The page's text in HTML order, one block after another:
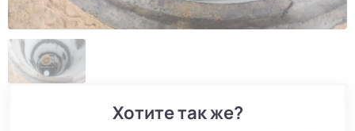
Хотите так же?